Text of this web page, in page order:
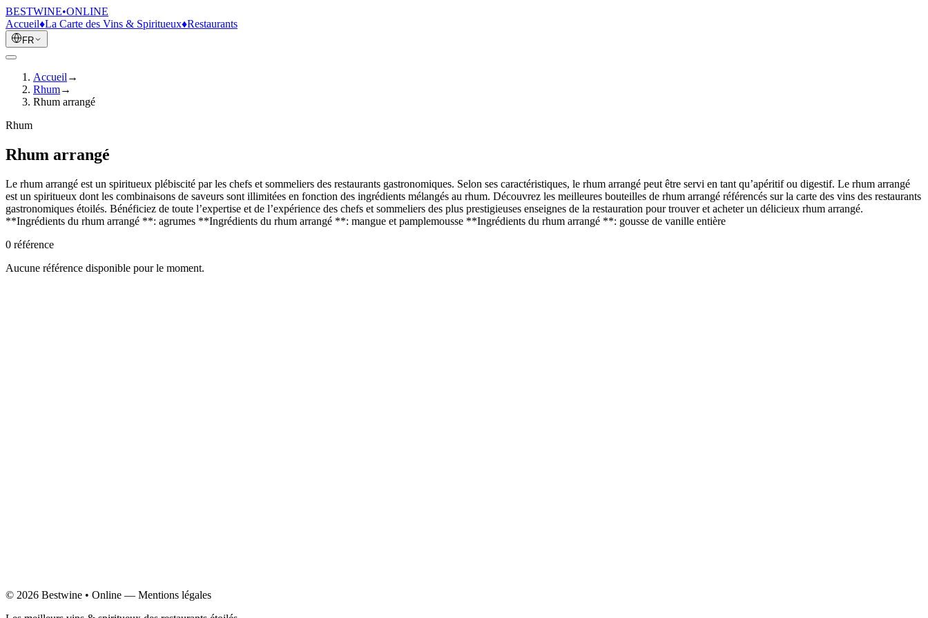
BESTWINE•ONLINE
Accueil♦La Carte des Vins & Spiritueux♦Restaurants
FR
Accueil →
Rhum→
Rhum arrangé
Rhum
Rhum arrangé
Le rhum arrangé est un spiritueux plébiscité par les chefs et sommeliers des restaurants gastronomiques. Selon ses caractéristiques, le rhum arrangé peut être servi en tant qu’apéritif ou digestif. Le rhum arrangé
est un spiritueux dont les combinaisons de saveurs sont illimitées en fonction des ingrédients mélangés au rhum. Découvrez les meilleures bouteilles de rhum arrangé référencés sur la carte des vins des restaurants
gastronomiques étoilés. Bénéficiez de toute l’expertise et de l’expérience des chefs et sommeliers des plus prestigieuses enseignes de la restauration pour trouver et acheter un délicieux rhum arrangé.
**Ingrédients du rhum arrangé **: agrumes **Ingrédients du rhum arrangé **: mangue et pamplemousse **Ingrédients du rhum arrangé **: gousse de vanille entière
0 référence
Aucune référence disponible pour le moment.
© 2026 Bestwine • Online — Mentions légales